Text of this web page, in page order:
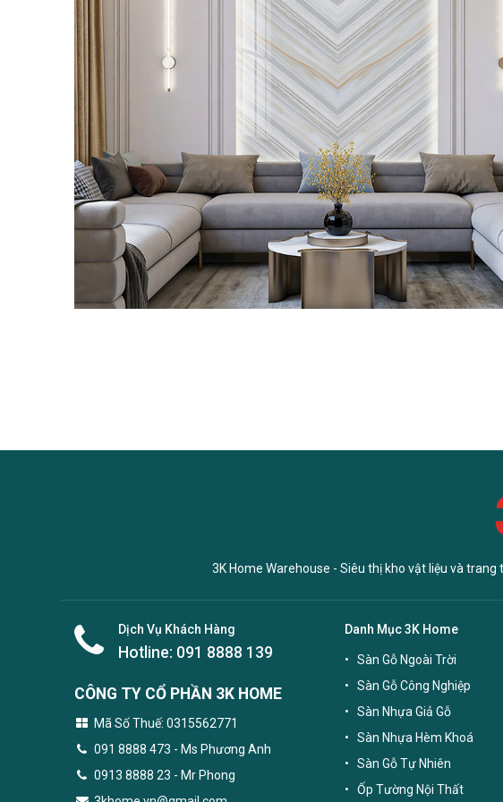
3K Home Warehouse - Siêu thị kho vật liệu và
Dịch Vụ Khách Hàng
Hotline: 091 8888 139
CÔNG TY CỔ PHẦN 3K HOME
Mã Số Thuế: 0315562771
091 8888 473 - Ms Phương Anh
0913 8888 23 - Mr Phong
Danh Mục 3K Home
Sàn Gỗ Ngoài Trời
Sàn Gỗ Công Nghiệp
Sàn Nhựa Giả Gỗ
Sàn Nhựa Hèm Khoá
Sàn Gỗ Tự Nhiên
Ốp Tường Nội Thất